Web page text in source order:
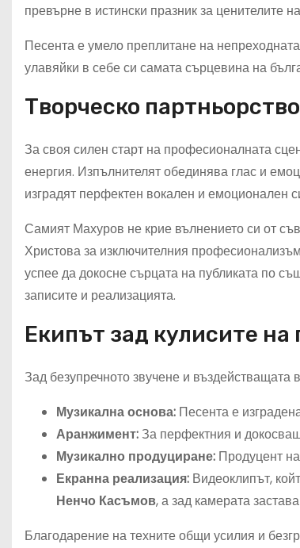
превърне в истински празник за ценителите
Песента е умело преплитане на
улавяйки в себе си самата сърцевина на
Творческо
За своя силен старт на професионалната
енергия. Изпълнителят обединява глас и
изградят перфектен вокален и емоционален
Самият Махуров не крие вълнението си от
Христова за изключителния
успее да докосне сърцата на публиката по
записите и реализацията.
Екипът зад кулисите на
Зад безупречното звучене и
Музикална основа: Песента е
Аранжимент: За перфектния и
Музикално продуциране: Продуцент
Екранна реализация: Видеоклипът,
Ненчо Касъмов, а зад камерата
Благодарение на техните общи усилия и